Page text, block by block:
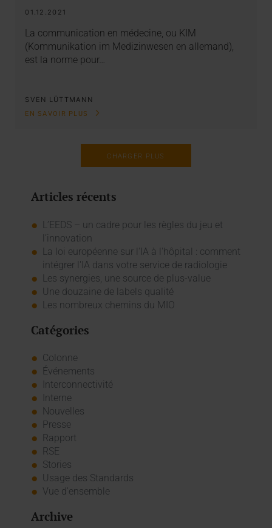
01.12.2021
La communication en médecine, ou KIM
(Kommunikation im Medizinwesen en allemand),
est la norme pour…
SVEN LÜTTMANN
EN SAVOIR PLUS
CHARGER PLUS
Articles récents
L’EEDS – un cadre pour les règles du jeu et
l’innovation
La loi européenne sur l'IA à l'hôpital : comment
intégrer l'IA dans votre service de radiologie
Les synergies, une source de plus-value
Une douzaine de labels qualité
Les nombreux chemins du MIO
Catégories
Colonne
Événements
Interconnectivité
Interne
Nouvelles
Presse
Rapport
RSE
Stories
Usage des Standards
Vue d'ensemble
Archive